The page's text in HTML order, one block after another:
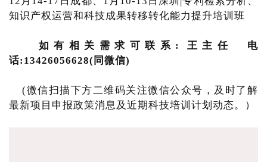
知识产权运营和科技成果转移转化能力提升培训班
如有相关需求可联系: 王主任 电
话:13426056628(同微信)
(微信扫描下方二维码关注微信公众号，及时了解
最新项目申报政策消息及近期科技培训计划动态。）